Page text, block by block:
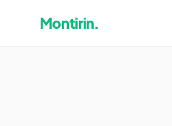
Montirin.